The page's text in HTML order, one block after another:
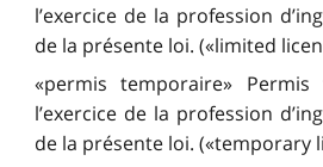
l’exercice de la profession
de la présente loi. («limited
«permis temporaire»
l’exercice de la profession
de la présente loi. («temporary